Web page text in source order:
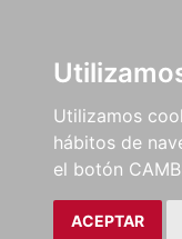
Utilizamos
hábitos de
el botón
ACEPTAR